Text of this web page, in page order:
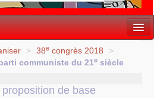
> 38e congrès 2018
>
communiste du 21e siècle
proposition de base